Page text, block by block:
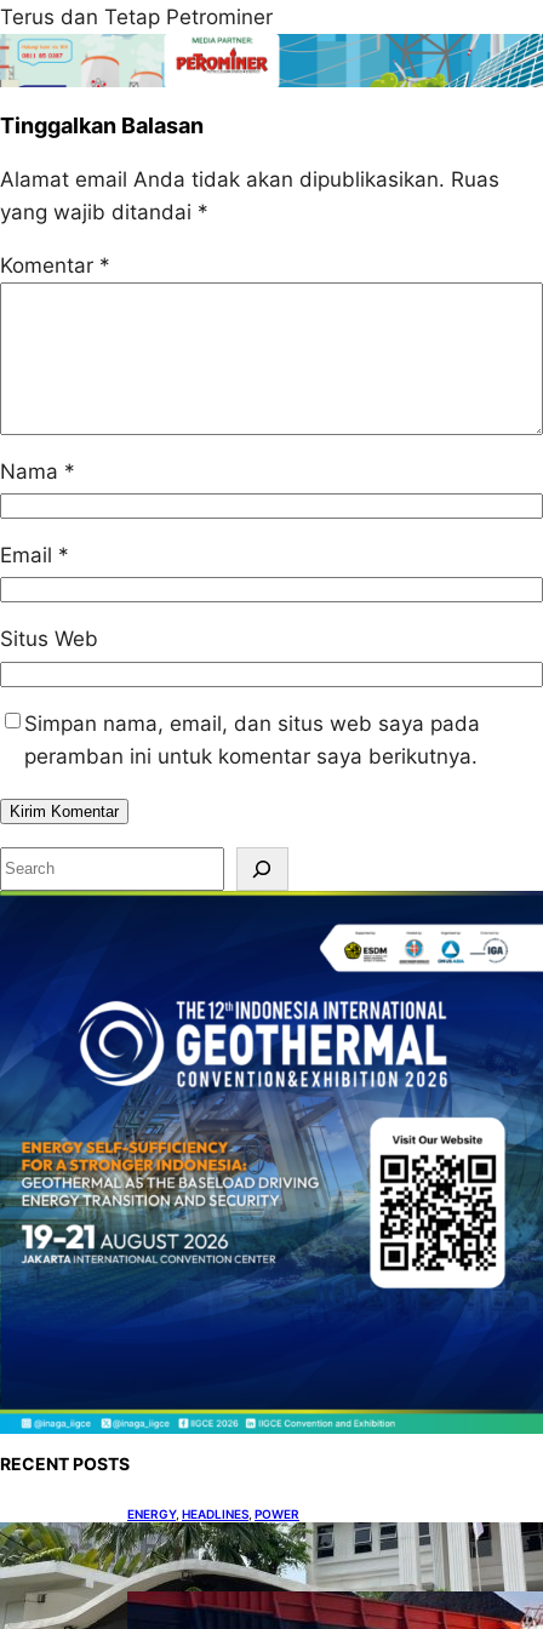
Terus dan Tetap Petrominer
Tinggalkan Balasan
Alamat email Anda tidak akan dipublikasikan. Ruas
yang wajib ditandai *
Komentar *
Nama *
Email *
Situs Web
Simpan nama, email, dan situs web saya pada
peramban ini untuk komentar saya berikutnya.
S
e
RECENT POSTS
ENERGY, HEADLINES POWER
Koalisi Bersihkan Indonesia Ajukan Banding
atas Putusan Gugatan RUPTL
COAL, HEADLINES, MINING
Lelang Batubara Sitaan, Negara